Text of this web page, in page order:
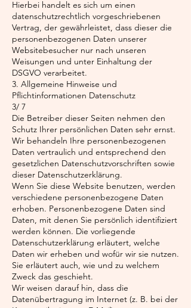
Hierbei handelt es sich um einen
datenschutzrechtlich vorgeschriebenen
Vertrag, der gewährleistet, dass dieser die
personenbezogenen Daten unserer
Websitebesucher nur nach unseren
Weisungen und unter Einhaltung der
DSGVO verarbeitet.
3. Allgemeine Hinweise und
Pflichtinformationen Datenschutz
3/ 7
Die Betreiber dieser Seiten nehmen den
Schutz Ihrer persönlichen Daten sehr ernst.
Wir behandeln Ihre personenbezogenen
Daten vertraulich und entsprechend den
gesetzlichen Datenschutzvorschriften sowie
dieser Datenschutzerklärung.
Wenn Sie diese Website benutzen, werden
verschiedene personenbezogene Daten
erhoben. Personenbezogene Daten sind
Daten, mit denen Sie persönlich identifiziert
werden können. Die vorliegende
Datenschutzerklärung erläutert, welche
Daten wir erheben und wofür wir sie nutzen.
Sie erläutert auch, wie und zu welchem
Zweck das geschieht.
Wir weisen darauf hin, dass die
Datenübertragung im Internet (z. B. bei der